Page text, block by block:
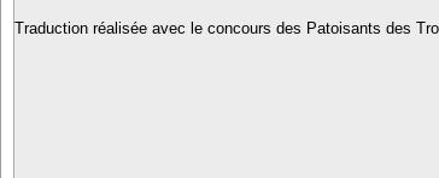
Traduction réalisée avec le concours des Patoisants des